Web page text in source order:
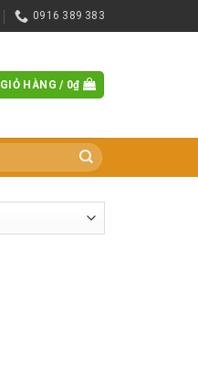
0916 389 383
GIỎ HÀNG / 0₫